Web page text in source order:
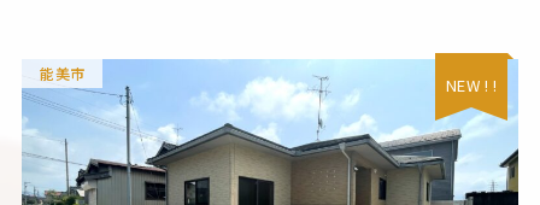
能美市
NEW ! !